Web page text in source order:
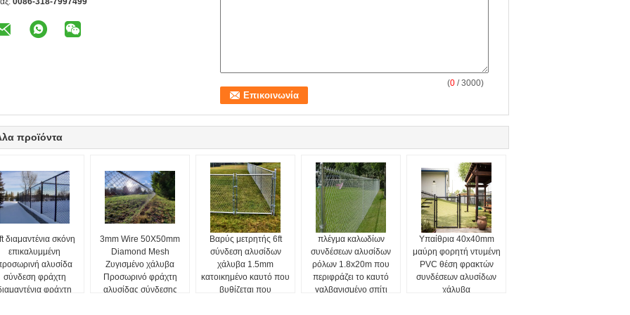
(0 / 3000)
προϊόντα
διαμαντένια σκόνη
επικαλυμμένη
αλυσίδα
σύνδεση φράχτη
φράχτη
3mm Wire 50X50mm
Diamond Mesh
Ζυγισμένο χάλυβα
Προσωρινό φράχτη
αλυσίδας σύνδεσης
Βαρύς μετρητής 6ft
σύνδεση αλυσίδων
χάλυβα 1.5mm
κατοικημένο καυτό που
βυθίζεται που
πλέγμα καλωδίων
συνδέσεων αλυσίδων
ρόλων 1.8x20m που
περιφράζει το καυτό
γαλβανισμένο σπίτι
Υπαίθρια 40x40mm
μαύρη φορητή ντυμένη
PVC θέση φρακτών
συνδέσεων αλυσίδων
χάλυβα